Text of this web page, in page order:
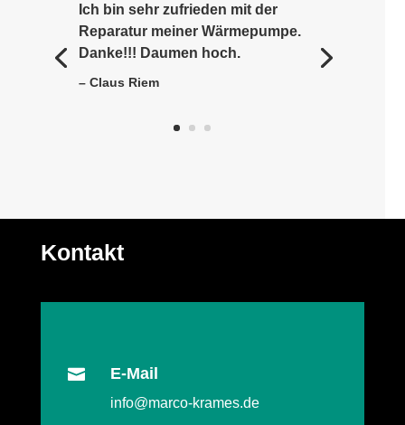
Ich bin sehr zufrieden mit der
Reparatur meiner Wärmepumpe.
Danke!!! Daumen hoch.
– Claus Riem
Kontakt
 E-Mail
info@marco-krames.de